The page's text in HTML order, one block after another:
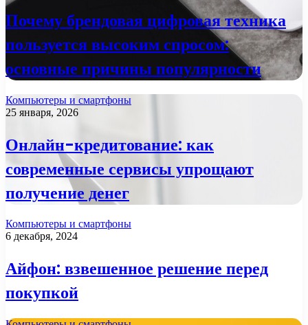
Почему брендовая цифровая техника
пользуется высоким спросом:
основные причины популярности
Компьютеры и смартфоны
25 января, 2026
Онлайн-кредитование: как
современные сервисы упрощают
получение денег
Компьютеры и смартфоны
6 декабря, 2024
Айфон: взвешенное решение перед
покупкой